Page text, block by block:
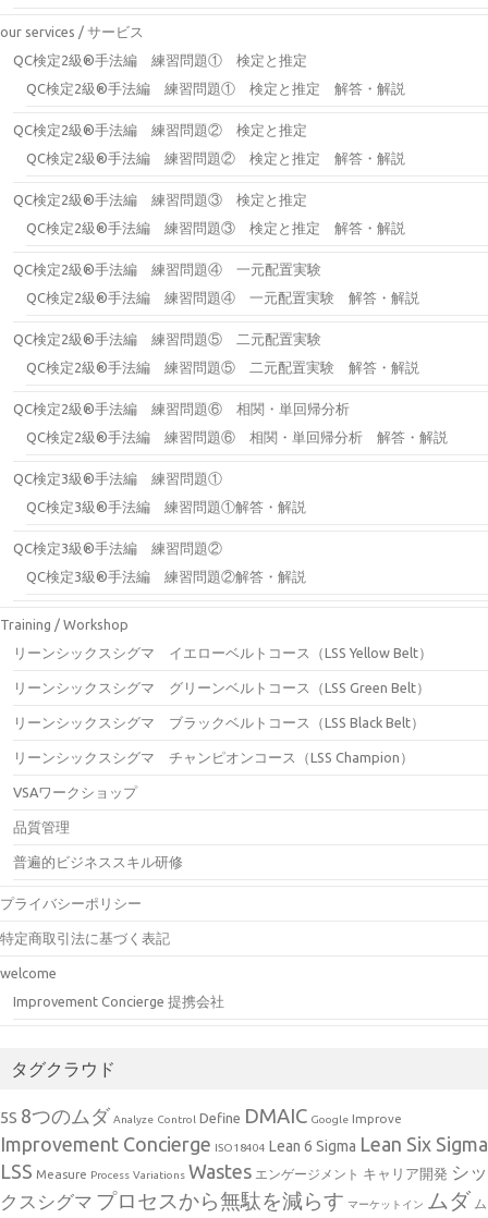
our services / サービス
QC検定2級®手法編 練習問題① 検定と推定
QC検定2級®手法編 練習問題① 検定と推定 解答・解説
QC検定2級®手法編 練習問題② 検定と推定
QC検定2級®手法編 練習問題② 検定と推定 解答・解説
QC検定2級®手法編 練習問題③ 検定と推定
QC検定2級®手法編 練習問題③ 検定と推定 解答・解説
QC検定2級®手法編 練習問題④ 一元配置実験
QC検定2級®手法編 練習問題④ 一元配置実験 解答・解説
QC検定2級®手法編 練習問題⑤ 二元配置実験
QC検定2級®手法編 練習問題⑤ 二元配置実験 解答・解説
QC検定2級®手法編 練習問題⑥ 相関・単回帰分析
QC検定2級®手法編 練習問題⑥ 相関・単回帰分析 解答・解説
QC検定3級®手法編 練習問題①
QC検定3級®手法編 練習問題①解答・解説
QC検定3級®手法編 練習問題②
QC検定3級®手法編 練習問題②解答・解説
Training / Workshop
リーンシックスシグマ イエローベルトコース（LSS Yellow Belt）
リーンシックスシグマ グリーンベルトコース（LSS Green Belt）
リーンシックスシグマ ブラックベルトコース（LSS Black Belt）
リーンシックスシグマ チャンピオンコース（LSS Champion）
VSAワークショップ
品質管理
普遍的ビジネススキル研修
プライバシーポリシー
特定商取引法に基づく表記
welcome
Improvement Concierge 提携会社
タグクラウド
5S 8つのムダ Analyze Control Define DMAIC Google Improve
Improvement Concierge ISO18404 Lean 6 Sigma Lean Six Sigma
LSS Measure Process Variations Wastes エンゲージメント キャリア開発 シッ
クスシグマ プロセスから無駄を減らす マーケットイン ムダ ム